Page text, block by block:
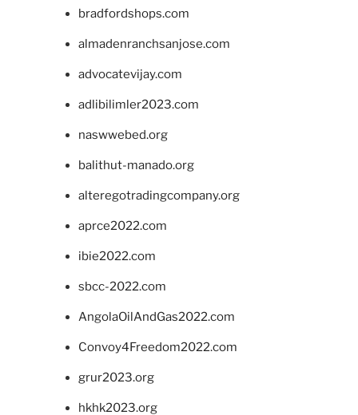
bradfordshops.com
almadenranchsanjose.com
advocatevijay.com
adlibilimler2023.com
naswwebed.org
balithut-manado.org
alteregotradingcompany.org
aprce2022.com
ibie2022.com
sbcc-2022.com
AngolaOilAndGas2022.com
Convoy4Freedom2022.com
grur2023.org
hkhk2023.org